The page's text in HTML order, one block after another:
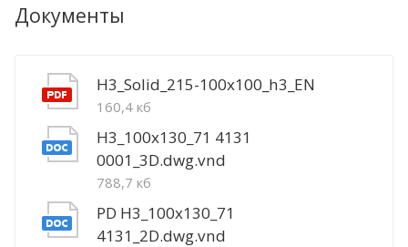
Документы
H3_Solid_215-100x100_h3_EN
160,4 кб
H3_100x130_71 4131
0001_3D.dwg.vnd
788,7 кб
PD H3_100x130_71
4131_2D.dwg.vnd